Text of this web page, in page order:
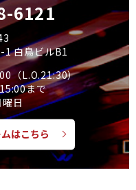
6121
白鳥ビルB1
（L.O.21:30）
まで
日
はこちら